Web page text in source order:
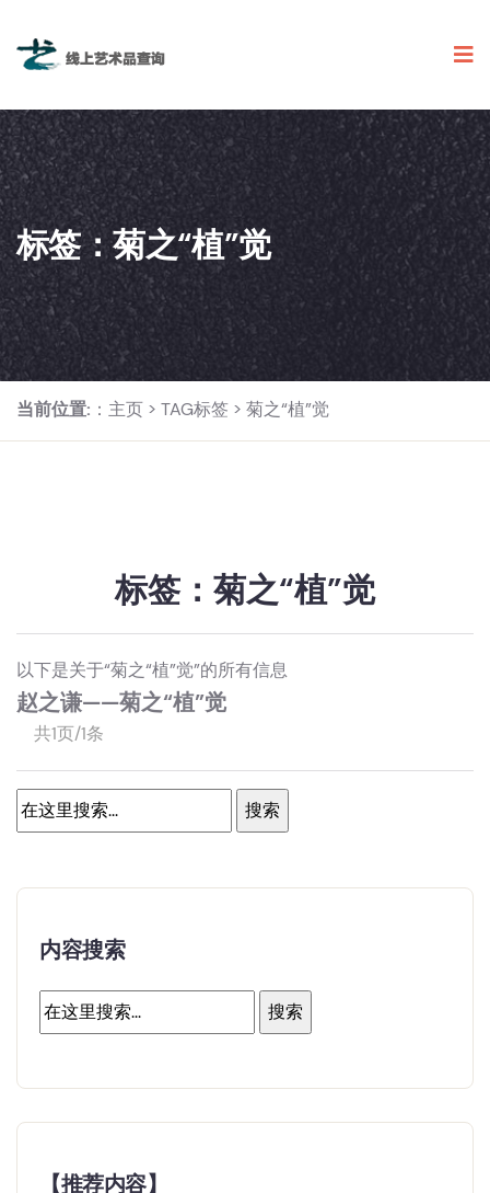
标签：菊之“植”觉
当前位置: ： 主页 > TAG标签 > 菊之“植”觉
标签：菊之“植”觉
以下是关于“菊之“植”觉”的所有信息
赵之谦——菊之“植”觉
共1页/1条
内容搜索
【推荐内容】